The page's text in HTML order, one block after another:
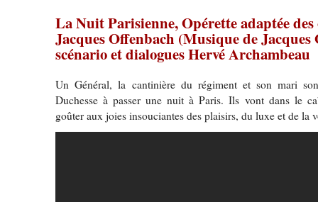
La Nuit Parisienne, Opérette adaptée des
Jacques Offenbach (Musique de Jacques
scénario et dialogues Hervé Archambeau
Un Général, la cantinière du régiment et son mari
Duchesse à passer une nuit à Paris. Ils vont dans le
goûter aux joies insouciantes des plaisirs, du luxe et de la